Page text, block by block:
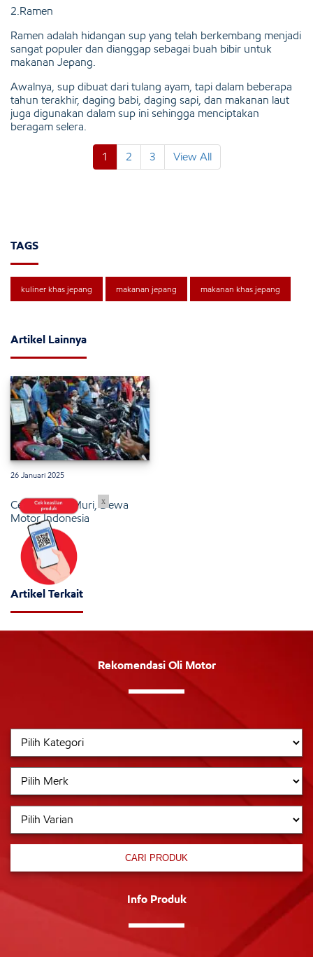
2.Ramen
Ramen adalah hidangan sup yang telah berkembang menjadi
sangat populer dan dianggap sebagai buah bibir untuk
makanan Jepang.
Awalnya, sup dibuat dari tulang ayam, tapi dalam beberapa
tahun terakhir, daging babi, daging sapi, dan makanan laut
juga digunakan dalam sup ini sehingga menciptakan
beragam selera.
1 2 3 View All
TAGS
kuliner khas jepang makanan jepang makanan khas jepang
Artikel Lainnya
26 Januari 2025
Cetak Rekor Muri, Dewa
Motor Indonesia
Artikel Terkait
Rekomendasi Oli Motor
CARI PRODUK
Info Produk
x